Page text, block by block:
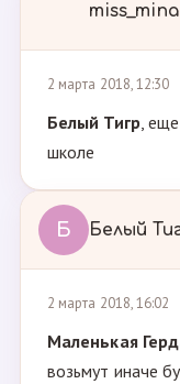
miss_mina
2 марта 2018, 12:30
Белый Тигр,
школе
Б Белый
2 марта 2018, 16:02
Маленькая
возьмут иначе